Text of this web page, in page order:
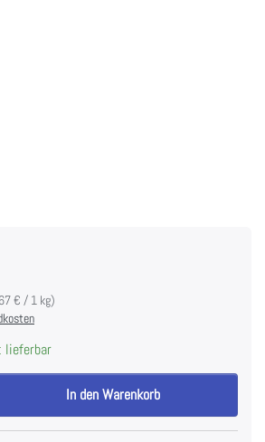
€ / 1 kg)
lieferbar
Alison Bomber 48 - Summer Poppies Edition
In den Warenkorb